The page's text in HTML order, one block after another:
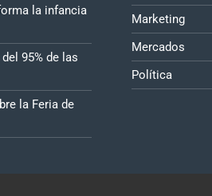
la infancia
95% de las
la Feria de
Marketing
Mercados
Política